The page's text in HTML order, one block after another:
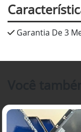
Garantia De 3